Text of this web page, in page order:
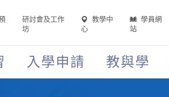
研討會及工作
坊
教學中
心
學員網
站
入學申請 教與學